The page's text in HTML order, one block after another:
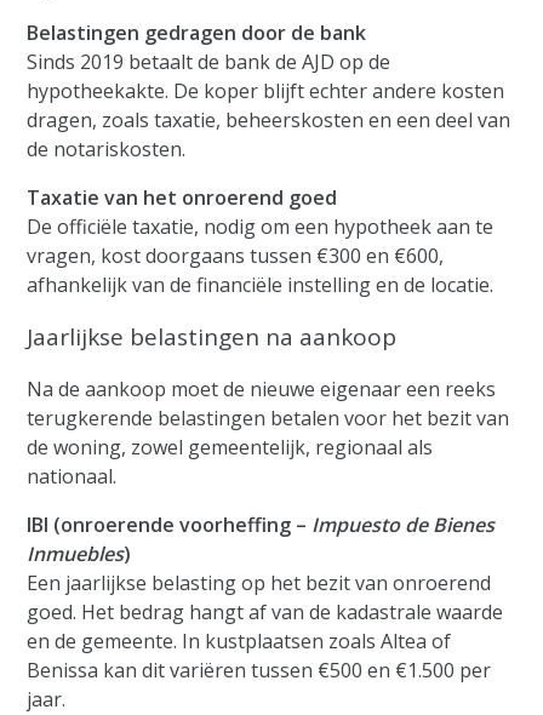
Belastingen gedragen door de bank
Sinds 2019 betaalt de bank de AJD op de
hypotheekakte. De koper blijft echter andere kosten
dragen, zoals taxatie, beheerskosten en een deel van
de notariskosten.
Taxatie van het onroerend goed
De officiële taxatie, nodig om een hypotheek aan te
vragen, kost doorgaans tussen €300 en €600,
afhankelijk van de financiële instelling en de locatie.
Jaarlijkse belastingen na aankoop
Na de aankoop moet de nieuwe eigenaar een reeks
terugkerende belastingen betalen voor het bezit van
de woning, zowel gemeentelijk, regionaal als
nationaal.
IBI (onroerende voorheffing – Impuesto de Bienes
Inmuebles)
Een jaarlijkse belasting op het bezit van onroerend
goed. Het bedrag hangt af van de kadastrale waarde
en de gemeente. In kustplaatsen zoals Altea of
Benissa kan dit variëren tussen €500 en €1.500 per
jaar.